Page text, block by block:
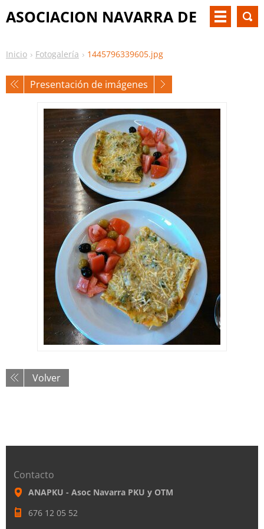
ASOCIACION NAVARRA DE
Inicio Fotogalería 1445796339605.jpg
Presentación de imágenes
Volver
Contacto
ANAPKU - Asoc Navarra PKU y OTM
676 12 05 52